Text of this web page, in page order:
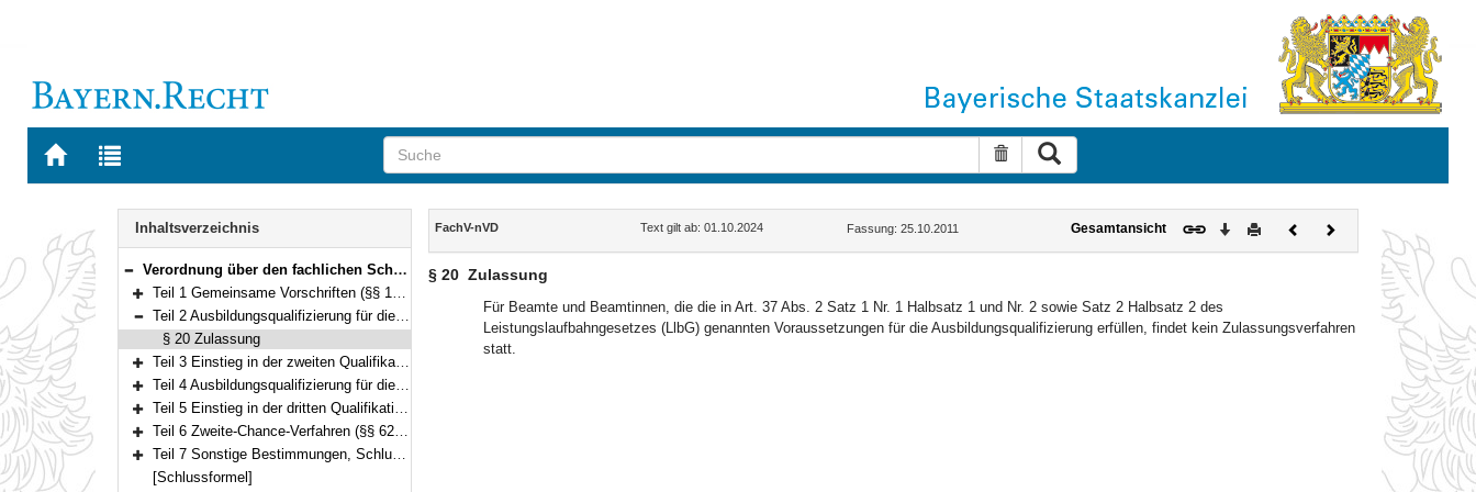
Zur
BAYERN.RECHT
Zur
letzten
Suche zurücksetzen
Navigation
Inhaltsverzeichnis
Bereich reduzieren
Verordnung über den fachlichen Schwerpunkt nichttechnischer Verwaltungsdienst in der Fachlaufbahn Verwaltung und Finanzen (Fachverordnung nichttechnischer Verwaltungsdienst – FachV-nVD) Vom 25. Oktober 2011 (GVBl. S. 553) BayRS 2038-3-1-7-I (§§ 1–67)
Bereich erweitern
Teil 1 Gemeinsame Vorschriften (§§ 1–19)
Bereich reduzieren
Teil 2 Ausbildungsqualifizierung für die Ämter ab der zweiten Qualifikationsebene (§ 20)
§ 20 Zulassung
Bereich erweitern
Teil 3 Einstieg in der zweiten Qualifikationsebene (§§ 21–36)
Bereich erweitern
Teil 4 Ausbildungsqualifizierung für die Ämter ab der dritten Qualifikationsebene (§§ 37–42)
Bereich erweitern
Teil 5 Einstieg in der dritten Qualifikationsebene (§§ 43–61)
Bereich erweitern
Teil 6 Zweite-Chance-Verfahren (§§ 62–64)
Bereich erweitern
Teil 7 Sonstige Bestimmungen, Schlussvorschriften (§§ 65–67)
[Schlussformel]
Inhalt
FachV-nVD Text gilt ab: 01.10.2024 Fassung: 25.10.2011 Gesamtansicht Download
DruckenVorherigesNächstes
Dokument
§ 20 Zulassung
Für Beamte und Beamtinnen, die die in Art. 37 Abs. 2 Satz 1 Nr. 1 Halbsatz 1 und Nr. 2 sowie Satz 2 Halbsatz 2 des
Leistungslaufbahngesetzes (LlbG) genannten Voraussetzungen für die Ausbildungsqualifizierung erfüllen, findet kein Zulassungsverfahren
statt.